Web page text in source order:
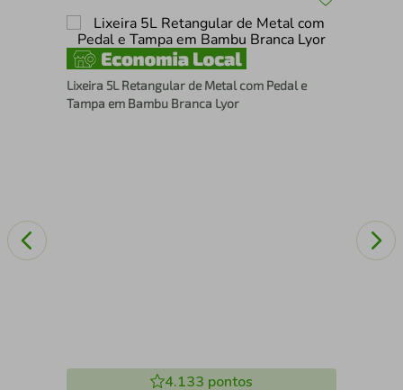
Lixeira 5L Retangular de Metal com Pedal e
Tampa em Bambu Branca Lyor
4.133 pontos